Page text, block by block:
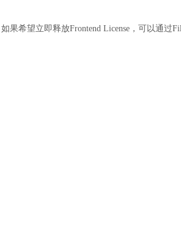
如果希望立即释放Frontend License，可以通过